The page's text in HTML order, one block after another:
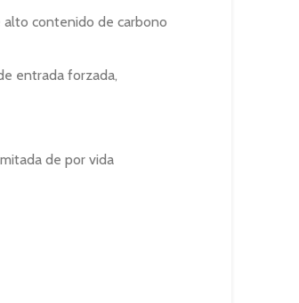
alto contenido de carbono
entrada forzada,
de por vida